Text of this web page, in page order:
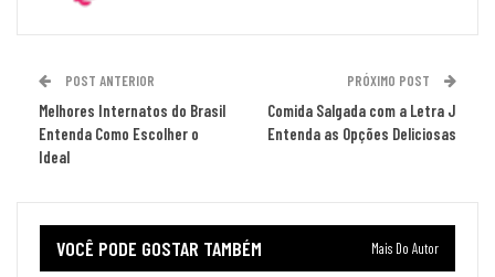
POST ANTERIOR
Melhores Internatos do Brasil
Entenda Como Escolher o
Ideal
PRÓXIMO POST
Comida Salgada com a Letra J
Entenda as Opções Deliciosas
VOCÊ PODE GOSTAR TAMBÉM Mais Do Autor